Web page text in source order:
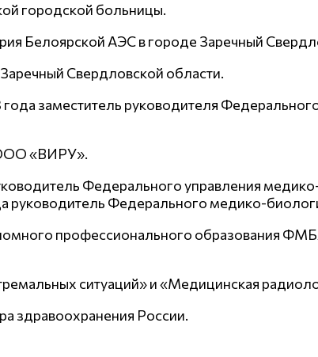
городской больницы.
Белоярской АЭС в городе Заречный
Свердловской области.
заместитель руководителя
ООО «ВИРУ».
Федерального управления
руководитель Федерального медико-
профессионального образования
ситуаций» и «Медицинская
здравоохранения России.